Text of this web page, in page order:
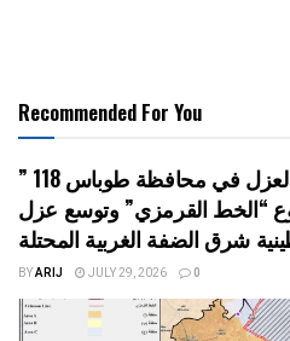
Recommended For You
“الخط القرمزي” وتوسع عزل
شرق الضفة الغربية المحتلة
BYARIJ JULY 29, 2026 0